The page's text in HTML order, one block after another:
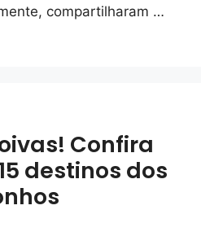
compartilharam …
Confira
destinos dos